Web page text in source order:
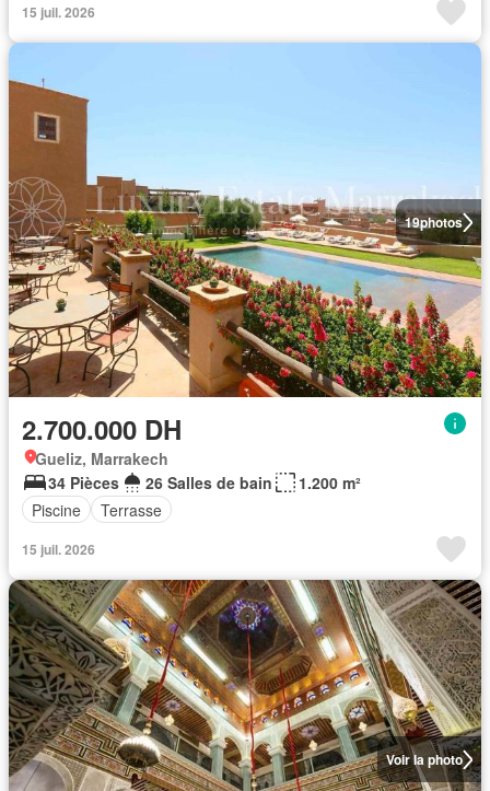
15 juil. 2026
19photos
2.700.000 DH
Gueliz, Marrakech
34 Pièces
26 Salles de bain
1.200 m²
Piscine
Terrasse
15 juil. 2026
Voir la photo